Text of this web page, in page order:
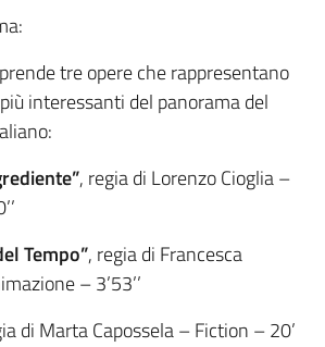
tre opere che rappresentano
interessanti del panorama del
, regia di Lorenzo Cioglia –
Tempo”, regia di Francesca
– 3’53’’
di Marta Capossela – Fiction – 20’